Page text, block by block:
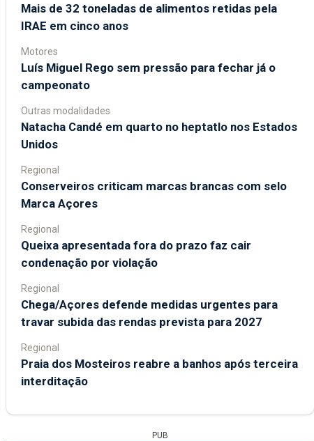
Mais de 32 toneladas de alimentos retidas pela
IRAE em cinco anos
Motores
Luís Miguel Rego sem pressão para fechar já o
campeonato
Outras modalidades
Natacha Candé em quarto no heptatlo nos Estados
Unidos
Regional
Conserveiros criticam marcas brancas com selo
Marca Açores
Regional
Queixa apresentada fora do prazo faz cair
condenação por violação
Regional
Chega/Açores defende medidas urgentes para
travar subida das rendas prevista para 2027
Regional
Praia dos Mosteiros reabre a banhos após terceira
interditação
PUB